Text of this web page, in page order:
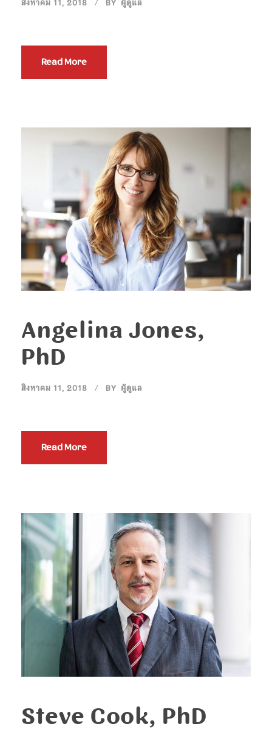
Read More
Angelina Jones,
PhD
สิงหาคม 11, 2018 BY ผู้ดูแล
Read More
Steve Cook, PhD